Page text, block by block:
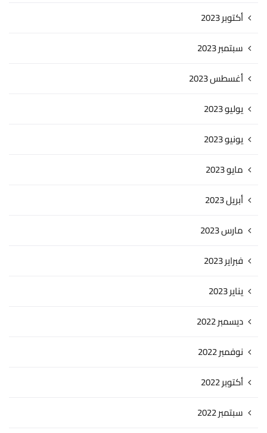
أكتوبر 2023
سبتمبر 2023
أغسطس 2023
يوليو 2023
يونيو 2023
مايو 2023
أبريل 2023
مارس 2023
فبراير 2023
يناير 2023
ديسمبر 2022
نوفمبر 2022
أكتوبر 2022
سبتمبر 2022